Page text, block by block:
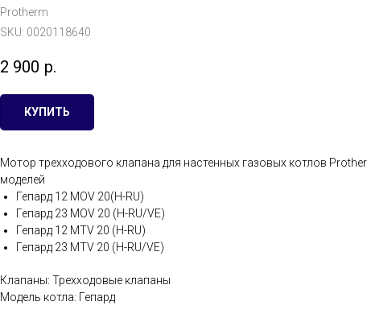
Protherm
SKU: 0020118640
2 900 р.
КУПИТЬ
Мотор трехходового клапана для настенных газовых котлов
моделей
Гепард 12 MOV 20(H-RU)
Гепард 23 MOV 20 (H-RU/VE)
Гепард 12 MTV 20 (H-RU)
Гепард 23 MTV 20 (H-RU/VE)
Клапаны: Трехходовые клапаны
Модель котла: Гепард